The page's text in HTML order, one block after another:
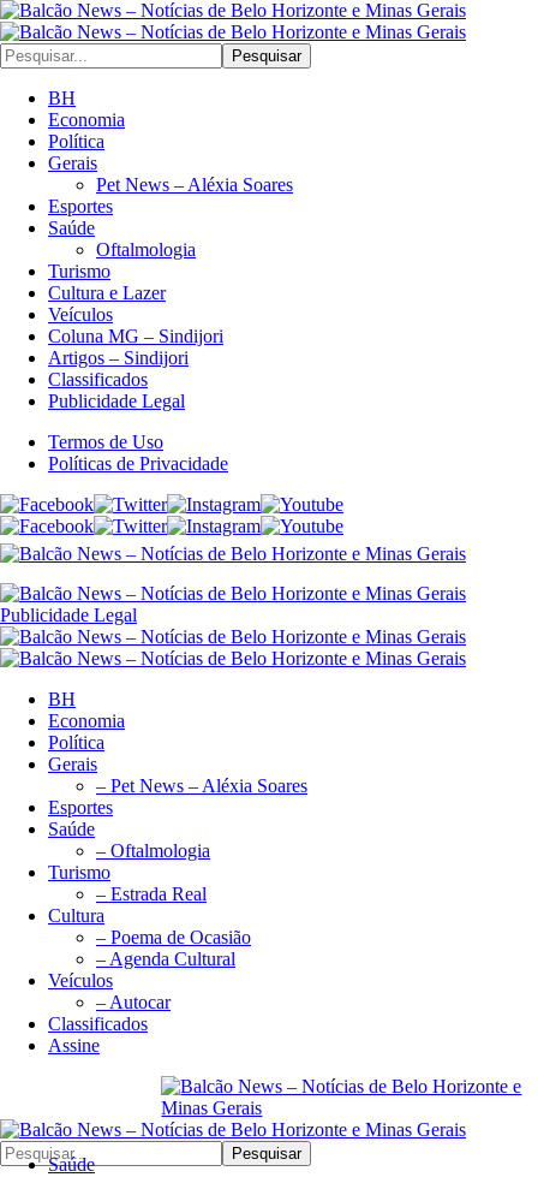
Pesquisar
BH
Economia
Política
Gerais
Pet News – Aléxia Soares
Esportes
Saúde
Oftalmologia
Turismo
Cultura e Lazer
Veículos
Coluna MG – Sindijori
Artigos – Sindijori
Classificados
Publicidade Legal
Termos de Uso
Políticas de Privacidade
Publicidade Legal
BH
Economia
Política
Gerais
– Pet News – Aléxia Soares
Esportes
Saúde
– Oftalmologia
Turismo
– Estrada Real
Cultura
– Poema de Ocasião
– Agenda Cultural
Veículos
– Autocar
Classificados
Assine
Pesquisar
Saúde